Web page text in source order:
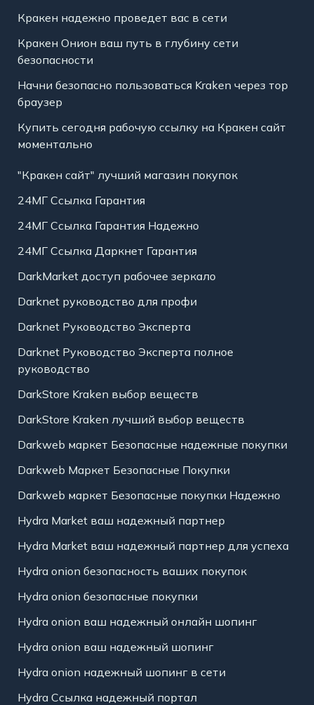
Кракен надежно проведет вас в сети
Кракен Онион ваш путь в глубину сети
безопасности
Начни безопасно пользоваться Kraken через тор
браузер
Купить сегодня рабочую ссылку на Кракен сайт
моментально
"Кракен сайт" лучший магазин покупок
24МГ Ссылка Гарантия
24МГ Ссылка Гарантия Надежно
24МГ Ссылка Даркнет Гарантия
DarkMarket доступ рабочее зеркало
Darknet руководство для профи
Darknet Руководство Эксперта
Darknet Руководство Эксперта полное
руководство
DarkStore Kraken выбор веществ
DarkStore Kraken лучший выбор веществ
Darkweb маркет Безопасные надежные покупки
Darkweb Маркет Безопасные Покупки
Darkweb маркет Безопасные покупки Надежно
Hydra Market ваш надежный партнер
Hydra Market ваш надежный партнер для успеха
Hydra onion безопасность ваших покупок
Hydra onion безопасные покупки
Hydra onion ваш надежный онлайн шопинг
Hydra onion ваш надежный шопинг
Hydra onion надежный шопинг в сети
Hydra Ссылка надежный портал